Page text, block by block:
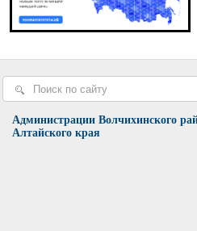
Администрации Волчихинского
Алтайского края